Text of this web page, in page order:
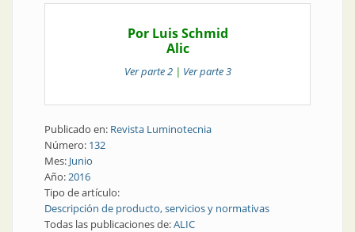
Por Luis Schmid
Alic
Ver parte 2| Ver parte 3
Publicado en: Revista Luminotecnia
Número: 132
Mes: Junio
Año:2016
Tipo de artículo:
Descripción de producto, servicios y normativas
Todas las publicaciones de:ALIC